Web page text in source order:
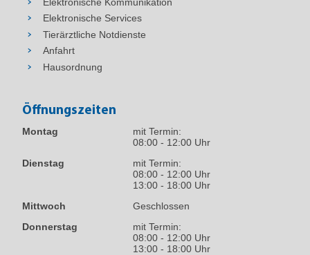
Elektronische Services
Tierärztliche Notdienste
Anfahrt
Hausordnung
Öffnungszeiten
Montag
mit Termin:
08:00 - 12:00 Uhr
Dienstag
mit Termin:
08:00 - 12:00 Uhr
13:00 - 18:00 Uhr
Mittwoch
Geschlossen
Donnerstag
mit Termin:
08:00 - 12:00 Uhr
13:00 - 18:00 Uhr